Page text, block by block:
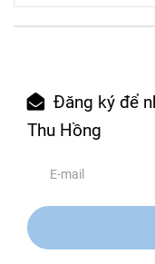
Đăng ký để
Thu Hồng